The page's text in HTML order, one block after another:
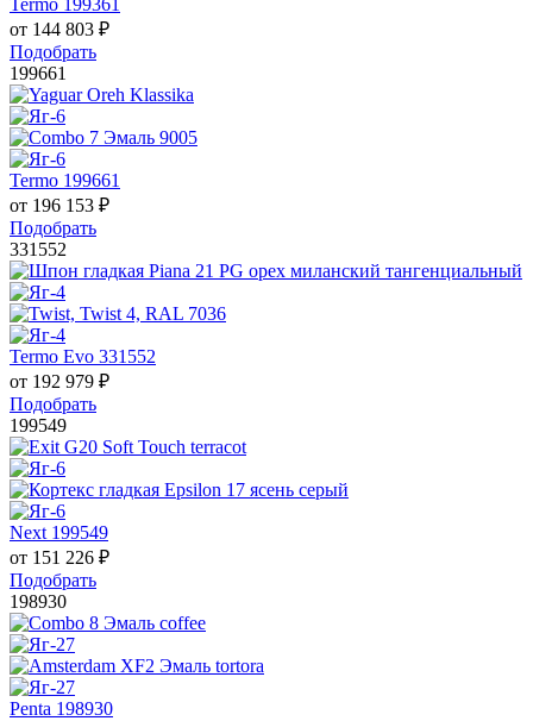
от 144 803 ₽
Подобрать
199661
Termo 199661
от 196 153 ₽
Подобрать
331552
Termo Evo 331552
от 192 979 ₽
Подобрать
199549
Next 199549
от 151 226 ₽
Подобрать
198930
Penta 198930